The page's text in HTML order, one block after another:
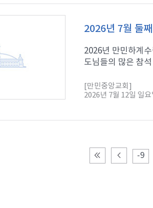
2026년 7월 둘
2026년 만민하계
도님들의 많은 참
[만민중앙교회]
2026년 7월 12일 일요
-9